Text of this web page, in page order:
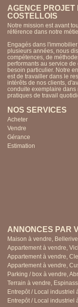
AGENCE PROJET
COSTELLOIS
Notre mission est avant
référence dans notre
Engagés dans
plusieurs années, nous
compétences, de
performants au service de
besoin particulier. Notre
est de travailler dans le
intérêts de nos clients,
conduite exemplaire dans
pratiques de travail
NOS SERVICES
Acheter
Vendre
Gérance
Estimation
ANNONCES PAR
Maison à vendre,
Appartement à vendre,
Appartement à vendre,
Appartement à vendre,
Parking / box à vendre,
Terrain à vendre,
Entrepôt / Local industriel
Entrepôt / Local industriel